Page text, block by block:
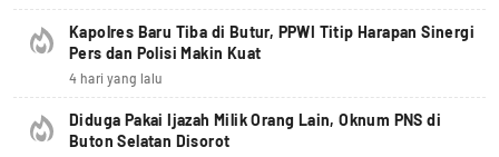
Kapolres Baru Tiba di Butur, PPWI Titip Harapan Sinergi
Pers dan Polisi Makin Kuat
4 hari yang lalu
Diduga Pakai Ijazah Milik Orang Lain, Oknum PNS di
Buton Selatan Disorot